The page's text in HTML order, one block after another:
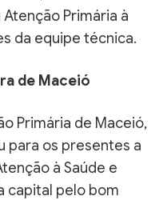
Primária à
da equipe técnica.
de Maceió
Primária de Maceió,
para os presentes a
à Saúde e
capital pelo bom